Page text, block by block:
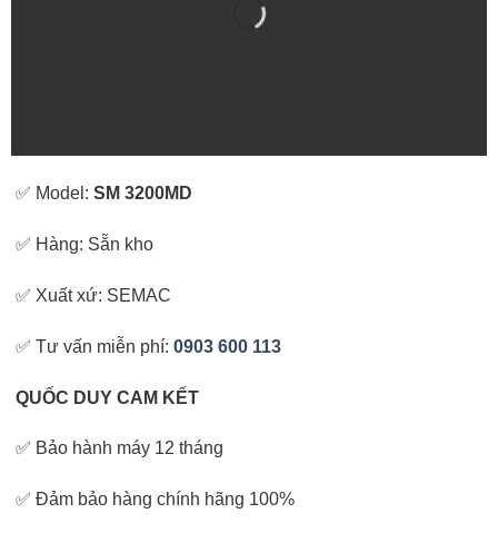
✅ Model:SM 3200MD
✅ Hàng: Sẵn kho
✅ Xuất xứ: SEMAC
✅ Tư vấn miễn phí:0903 600 113
QUỐC DUY CAM KẾT
✅ Bảo hành máy 12 tháng
✅ Đảm bảo hàng chính hãng 100%